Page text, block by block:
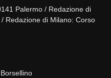
Palermo / Redazione di
Redazione di Milano: Corso